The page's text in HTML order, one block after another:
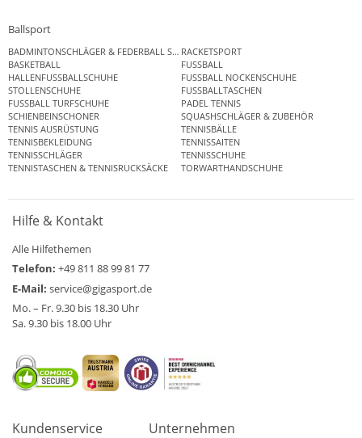
Ballsport
BADMINTONSCHLÄGER & FEDERBALL SETSRACKETSPORT
BASKETBALL
FUSSBALL
HALLENFUSSBALLSCHUHE
FUSSBALL NOCKENSCHUHE
STOLLENSCHUHE
FUSSBALLTASCHEN
FUSSBALL TURFSCHUHE
PADEL TENNIS
SCHIENBEINSCHONER
SQUASHSCHLÄGER & ZUBEHÖR
TENNIS AUSRÜSTUNG
TENNISBÄLLE
TENNISBEKLEIDUNG
TENNISSAITEN
TENNISSCHLÄGER
TENNISSCHUHE
TENNISTASCHEN & TENNISRUCKSÄCKE
TORWARTHANDSCHUHE
Hilfe & Kontakt
Alle Hilfethemen
Telefon: +49 811 88 99 81 77
E-Mail: service@gigasport.de
Mo. – Fr. 9.30 bis 18.30 Uhr
Sa. 9.30 bis 18.00 Uhr
Kundenservice Unternehmen